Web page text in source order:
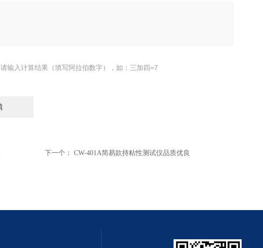
请输入计算结果（填写阿拉伯数字），如：三加四=7
下一个： CW-401A简易款持粘性测试仪品质优良